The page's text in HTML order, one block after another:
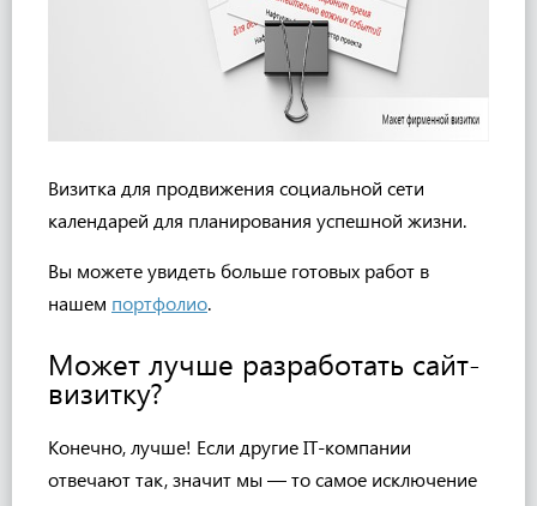
Визитка для продвижения социальной сети
календарей для планирования успешной жизни.
Вы можете увидеть больше готовых работ в
нашем портфолио.
Может лучше разработать сайт-
визитку?
Конечно, лучше! Если другие IT-компании
отвечают так, значит мы — то самое исключение